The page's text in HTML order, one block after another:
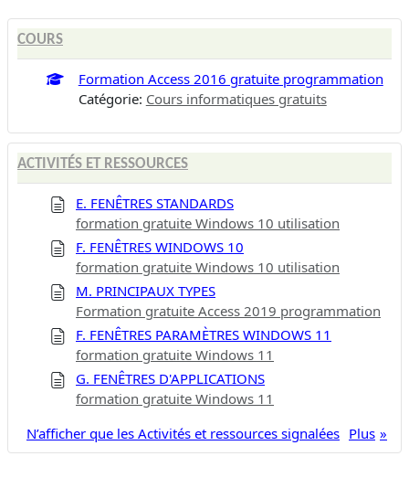
COURS
Formation Access 2016 gratuite programmation
Catégorie: Cours informatiques gratuits
ACTIVITÉS ET RESSOURCES
E. FENÊTRES STANDARDS
formation gratuite Windows 10 utilisation
F. FENÊTRES WINDOWS 10
formation gratuite Windows 10 utilisation
M. PRINCIPAUX TYPES
Formation gratuite Access 2019 programmation
F. FENÊTRES PARAMÈTRES WINDOWS 11
formation gratuite Windows 11
G. FENÊTRES D'APPLICATIONS
formation gratuite Windows 11
Plus
N’afficher que les Activités et ressources signalées